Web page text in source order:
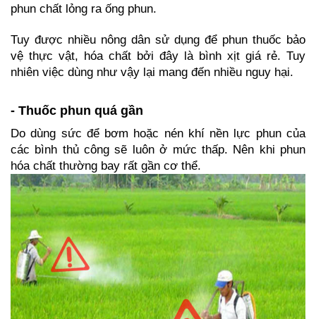
phun chất lỏng ra ống phun.
Tuy được nhiều nông dân sử dụng để phun thuốc bảo
vệ thực vật, hóa chất bởi đây là bình xịt giá rẻ. Tuy
nhiên việc dùng như vậy lại mang đến nhiều nguy hại.
- Thuốc phun quá gần
Do dùng sức để bơm hoặc nén khí nền lực phun của
các bình thủ công sẽ luôn ở mức thấp. Nên khi phun
hóa chất thường bay rất gần cơ thể.